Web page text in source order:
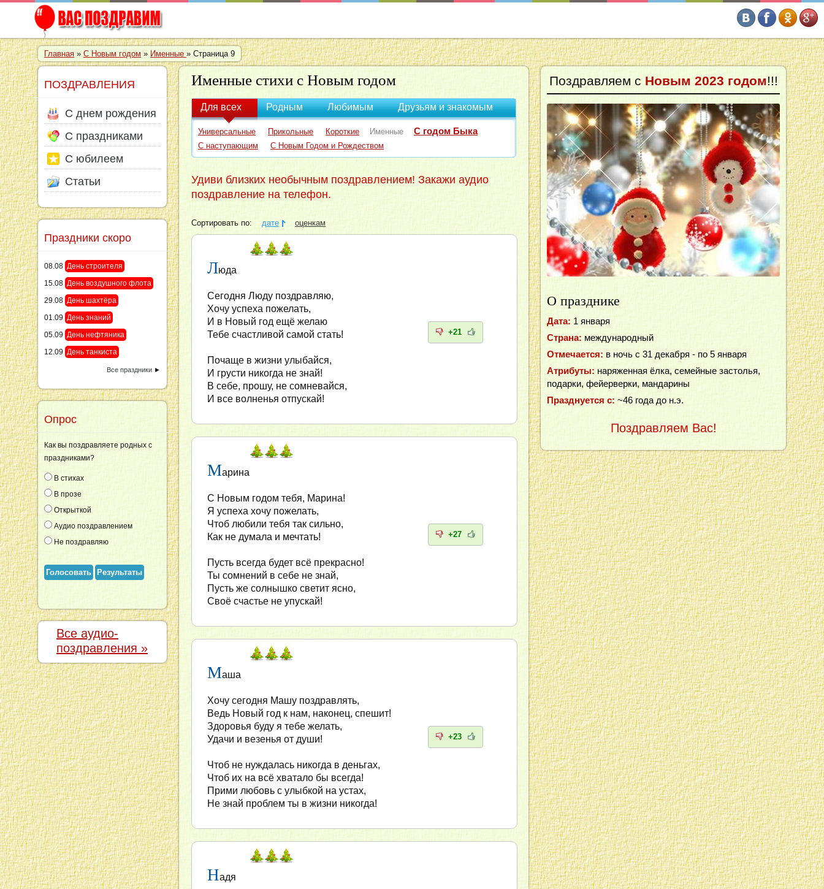
Главная » С Новым годом » Именные » Страница 9
Именные стихи с Новым годом
Для всех Родным Любимым Друзьям и знакомым
Универсальные Прикольные Короткие Именные С годом Быка
С наступающим С Новым Годом и Рождеством
Удиви близких необычным поздравлением! Закажи аудио
поздравление на телефон.
Сортировать по: дате оценкам
Люда
Сегодня Люду поздравляю,
Хочу успеха пожелать,
И в Новый год ещё желаю
Тебе счастливой самой стать!
Почаще в жизни улыбайся,
И грусти никогда не знай!
В себе, прошу, не сомневайся,
И все волненья отпускай!
+21
Марина
С Новым годом тебя, Марина!
Я успеха хочу пожелать,
Чтоб любили тебя так сильно,
Как не думала и мечтать!
Пусть всегда будет всё прекрасно!
Ты сомнений в себе не знай,
Пусть же солнышко светит ясно,
Своё счастье не упускай!
+27
Маша
Хочу сегодня Машу поздравлять,
Ведь Новый год к нам, наконец, спешит!
Здоровья буду я тебе желать,
Удачи и везенья от души!
Чтоб не нуждалась никогда в деньгах,
Чтоб их на всё хватало бы всегда!
Прими любовь с улыбкой на устах,
Не знай проблем ты в жизни никогда!
+23
Надя
ПОЗДРАВЛЕНИЯ
С днем рождения
С праздниками
С юбилеем
Статьи
Праздники скоро
08.08 День строителя
15.08 День воздушного флота
29.08 День шахтёра
01.09 День знаний
05.09 День нефтяника
12.09 День танкиста
Все праздники ►
Опрос
Как вы поздравляете родных с
праздниками?
В стихах
В прозе
Открыткой
Аудио поздравлением
Не поздравляю
Голосовать Результаты
Все аудио-
поздравления »
Поздравляем с Новым 2023 годом!!!
О празднике
Дата: 1 января
Страна: международный
Отмечается: в ночь с 31 декабря - по 5 января
Атрибуты: наряженная ёлка, семейные застолья,
подарки, фейерверки, мандарины
Празднуется с: ~46 года до н.э.
Поздравляем Вас!